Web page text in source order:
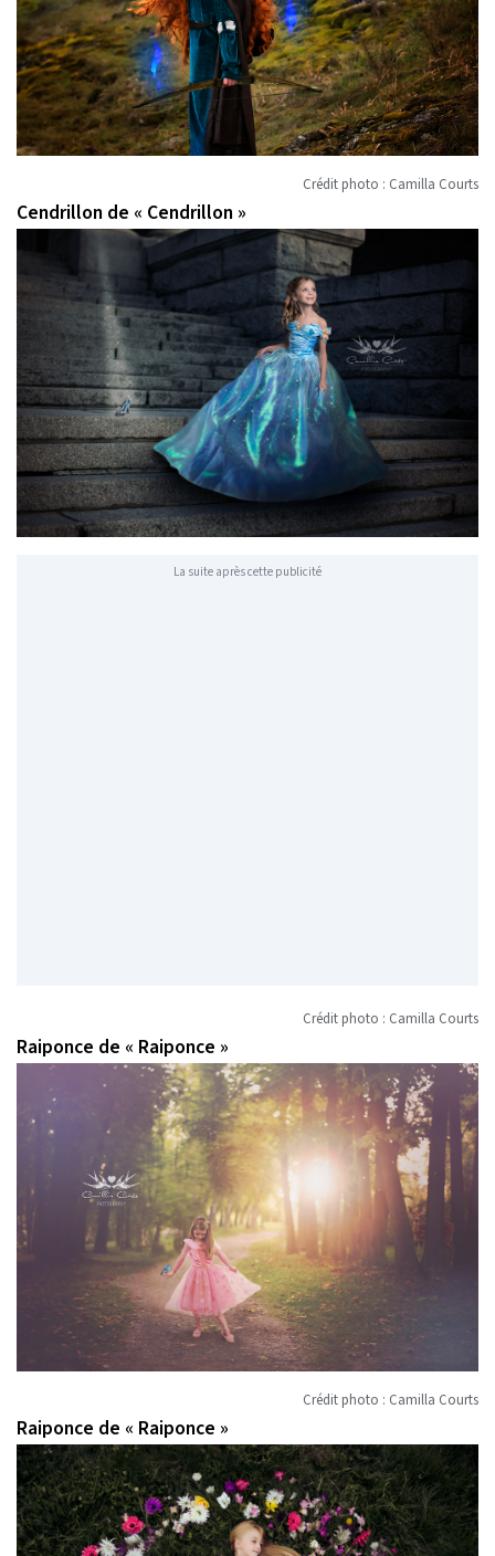
Crédit photo : Camilla Courts
Cendrillon de « Cendrillon »
La suite après cette publicité
Crédit photo : Camilla Courts
Raiponce de « Raiponce »
Crédit photo : Camilla Courts
Raiponce de « Raiponce »